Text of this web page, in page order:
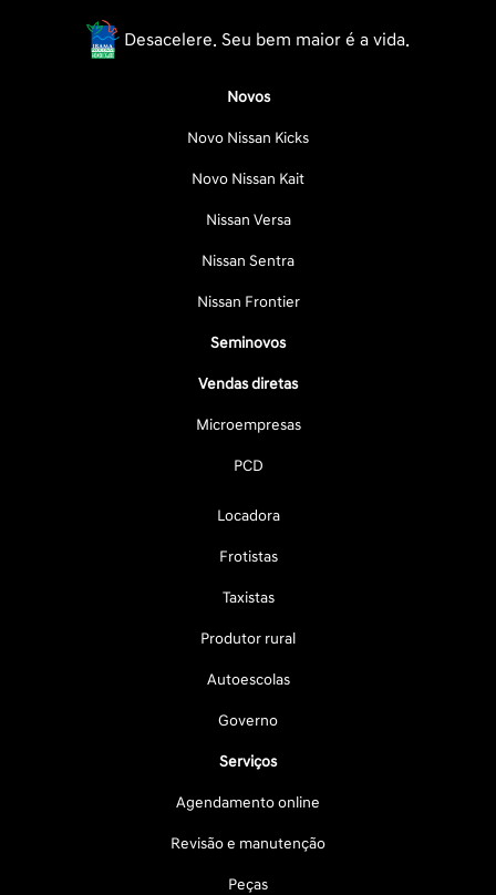
Desacelere. Seu bem maior é a vida.
Novos
Novo Nissan Kicks
Novo Nissan Kait
Nissan Versa
Nissan Sentra
Nissan Frontier
Seminovos
Vendas diretas
Microempresas
PCD
Locadora
Frotistas
Taxistas
Produtor rural
Autoescolas
Governo
Serviços
Agendamento online
Revisão e manutenção
Peças